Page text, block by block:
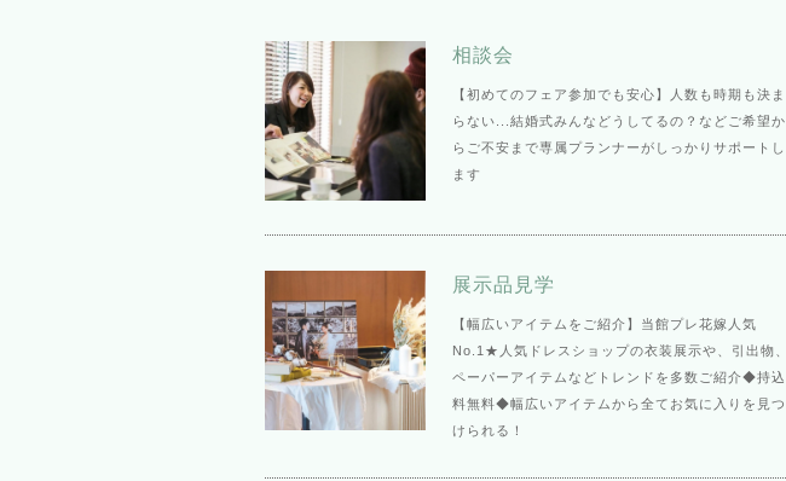
相談会
【初めてのフェア参加でも安心】人数も時期も決ま
らない...結婚式みんなどうしてるの？などご希望か
らご不安まで専属プランナーがしっかりサポートし
ます
展示品見学
【幅広いアイテムをご紹介】当館プレ花嫁人気
No.1★人気ドレスショップの衣装展示や、引出物、
ペーパーアイテムなどトレンドを多数ご紹介◆持込
料無料◆幅広いアイテムから全てお気に入りを見つ
けられる！